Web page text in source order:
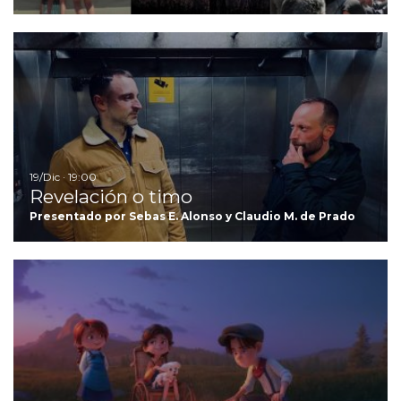
19/Dic · 19:00
Revelación o timo
Presentado por Sebas E. Alonso y Claudio M. de Prado